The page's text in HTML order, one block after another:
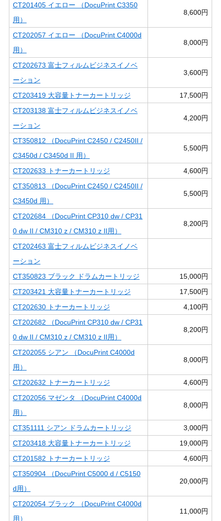
CT201405 イエロー （DocuPrint C3350
用）
8,600円
CT202057 イエロー （DocuPrint C4000d
用）
8,000円
CT202673 富士フィルムビジネスイノベ
ーション
3,600円
CT203419 大容量トナーカートリッジ
17,500円
CT203138 富士フィルムビジネスイノベ
ーション
4,200円
CT350812 （DocuPrint C2450 / C2450II /
C3450d / C3450d II 用）
5,500円
CT202633 トナーカートリッジ
4,600円
CT350813 （DocuPrint C2450 / C2450II /
C3450d 用）
5,500円
CT202684 （DocuPrint CP310 dw / CP31
0 dw II / CM310 z / CM310 z II用）
8,200円
CT202463 富士フィルムビジネスイノベ
ーション
CT350823 ブラック ドラムカートリッジ
15,000円
CT203421 大容量トナーカートリッジ
17,500円
CT202630 トナーカートリッジ
4,100円
CT202682 （DocuPrint CP310 dw / CP31
0 dw II / CM310 z / CM310 z II用）
8,200円
CT202055 シアン （DocuPrint C4000d
用）
8,000円
CT202632 トナーカートリッジ
4,600円
CT202056 マゼンタ （DocuPrint C4000d
用）
8,000円
CT351111 シアン ドラムカートリッジ
3,000円
CT203418 大容量トナーカートリッジ
19,000円
CT201582 トナーカートリッジ
4,600円
CT350904 （DocuPrint C5000 d / C5150
d用）
20,000円
CT202054 ブラック （DocuPrint C4000d
用）
11,000円